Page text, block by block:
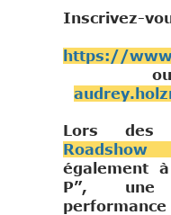
Inscrivez-
https://
Lors
Roadshow
également
P”, une